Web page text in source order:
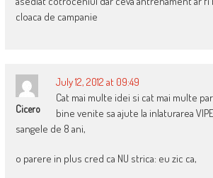
cloaca de campanie
Cicero
July 12, 2012 at 09:49
Cat mai multe idei si cat mai multe
bine venite sa ajute la inlaturarea
sangele de 8 ani,
o parere in plus cred ca NU strica: eu zic ca,